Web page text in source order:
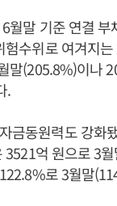
월말 기준 연결
험수위로 여겨지
말(205.8%)이나
.
금동원력도 강화
3521억 원으로 3
로 3월말